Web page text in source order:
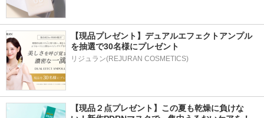
【現品プレゼント】デュアルエフェクトアンプル
を抽選で30名様にプレゼント
リジュラン(REJURAN COSMETICS)
【現品２点プレゼント】この夏も乾燥に負けな